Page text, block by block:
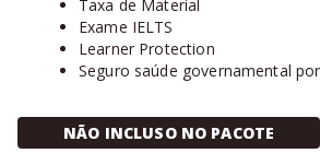
Taxa de Material
Exame IELTS
Learner Protection
Seguro saúde governamental
NÃO INCLUSO NO PACOTE